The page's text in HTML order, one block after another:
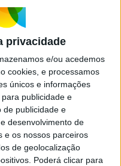
privacidade
e/ou acedemos
cookies, e processamos
únicos e informações
publicidade e
de publicidade e
desenvolvimento de
e os nossos parceiros
de geolocalização
Poderá clicar para
na vida de
verdade,
parecidas.
long time ago, the
of the Lehman
catastrophe for
French company
His tale sheds
and abstract
can affect the
who actually
stories. At the
Review is